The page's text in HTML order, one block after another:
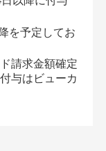
を予定してお
請求金額確定
与はビューカ